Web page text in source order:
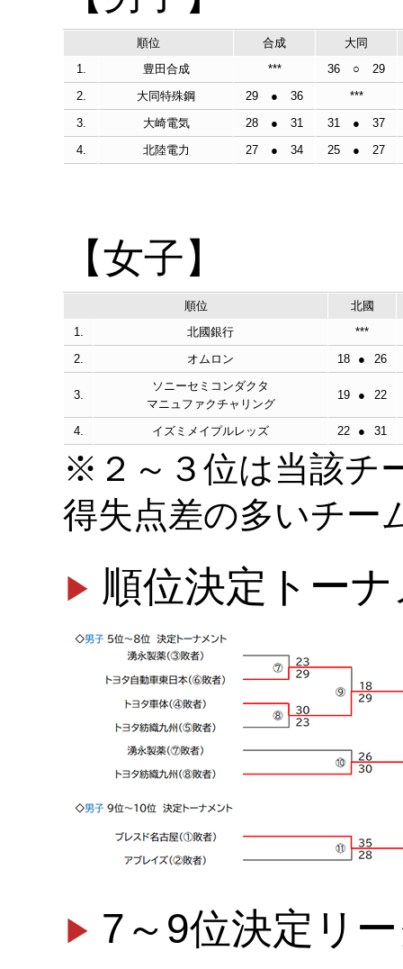
順位 合成
大同
1.
豊田合成 *** 36 ○
29
2.
大同特殊鋼 29 ● 36
***
3.
大崎電気 28 ● 31 31 ●
37
4.
北陸電力 27 ● 34 25 ● 27
【女子】
順位
北國
1.
北國銀行
***
2.
オムロン 18 ● 26
3.
ソニーセミコンダクタ
マニュファクチャリング
19 ● 22
4. イズミメイプルレッズ 22 ● 31
※２～３位は当該チ
得失点差の多いチー
順位決定トー
7～9位決定リ